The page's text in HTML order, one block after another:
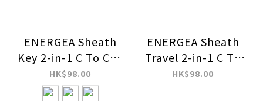
ENERGEA Sheath
Key 2-in-1 C To C+A
60W 編織線纜快充傳
輸線 (15cm)
HK$98.00
ENERGEA Sheath
Travel 2-in-1 C To
C+A 60W 編織線纜快
HK$98.00